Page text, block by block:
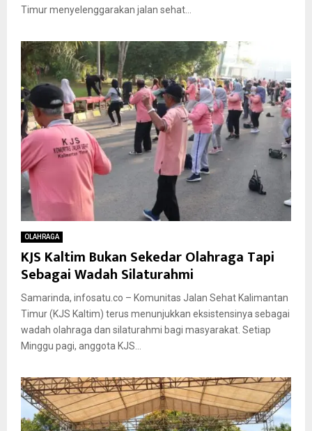
Timur menyelenggarakan jalan sehat...
OLAHRAGA
KJS Kaltim Bukan Sekedar Olahraga Tapi
Sebagai Wadah Silaturahmi
Samarinda, infosatu.co – Komunitas Jalan Sehat Kalimantan
Timur (KJS Kaltim) terus menunjukkan eksistensinya sebagai
wadah olahraga dan silaturahmi bagi masyarakat. Setiap
Minggu pagi, anggota KJS...